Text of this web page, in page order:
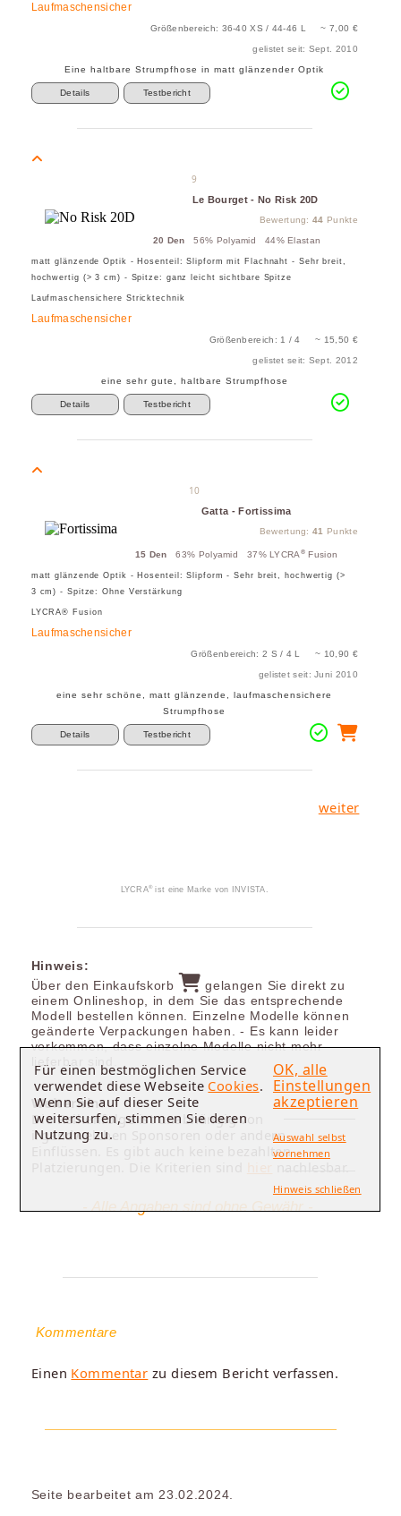
Laufmaschensicher
Größenbereich: 36-40 XS / 44-46 L ~ 7,00 €
gelistet seit: Sept. 2010
Eine haltbare Strumpfhose in matt glänzender Optik
Details Testbericht
9
Le Bourget - No Risk 20D
Bewertung:44 Punkte
20 Den 56% Polyamid 44% Elastan
matt glänzende Optik - Hosenteil: Slipform mit Flachnaht - Sehr breit,
hochwertig (> 3 cm) - Spitze: ganz leicht sichtbare Spitze
Laufmaschensichere Stricktechnik
Laufmaschensicher
Größenbereich: 1 / 4 ~ 15,50 €
gelistet seit: Sept. 2012
eine sehr gute, haltbare Strumpfhose
Details Testbericht
10
Gatta - Fortissima
Bewertung:41 Punkte
15 Den 63% Polyamid 37% LYCRA ® Fusion
matt glänzende Optik - Hosenteil: Slipform - Sehr breit, hochwertig (>
3 cm) - Spitze: Ohne Verstärkung
LYCRA® Fusion
Laufmaschensicher
Größenbereich: 2 S / 4 L ~ 10,90 €
gelistet seit: Juni 2010
eine sehr schöne, matt glänzende, laufmaschensichere
Strumpfhose
Details Testbericht
weiter
LYCRA®ist eine Marke von INVISTA.
Hinweis:
Über den Einkaufskorb
gelangen Sie direkt zu
einem Onlineshop, in dem Sie das entsprechende
Modell bestellen können. Einzelne Modelle können
geänderte Verpackungen haben. - Es kann leider
vorkommen, dass einzelne Modelle nicht mehr
Weiterhin:
Die Reihenfolge ist unabhängig von
irgendwelchen Sponsoren oder andern
Einflüssen. Es gibt auch keine bezahlten
hier
- Alle Angaben sind ohne Gewähr -
Kommentare
Einen Kommentar zu diesem Bericht verfassen.
Seite bearbeitet am 23.02.2024.
Für einen bestmöglichen Service
verwendet diese Webseite Cookies.
Wenn Sie auf dieser Seite
weitersurfen, stimmen Sie deren
Nutzung zu.
OK, alle
Einstellungen
akzeptieren
Auswahl selbst
vornehmen
Hinweis schließen